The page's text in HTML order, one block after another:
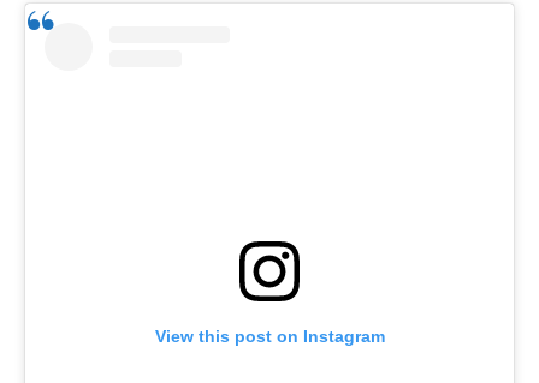
View this post on Instagram